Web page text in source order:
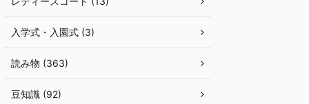
入学式・入園式 (3)
読み物 (363)
豆知識 (92)